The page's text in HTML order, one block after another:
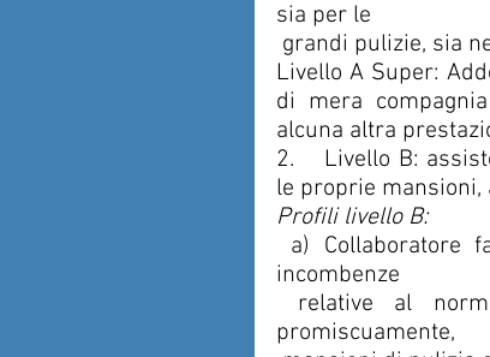
sia per le
grandi pulizie, sia
Livello A Super:
di mera
alcuna altra
2.    Livello B:
le proprie mansioni,
Profili livello B:
incombenze
promiscuamente,